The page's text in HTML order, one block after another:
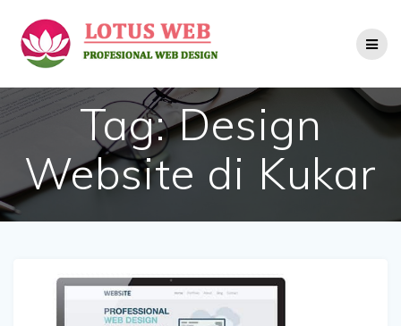
to
content
Tag:Design
Website di Kukar